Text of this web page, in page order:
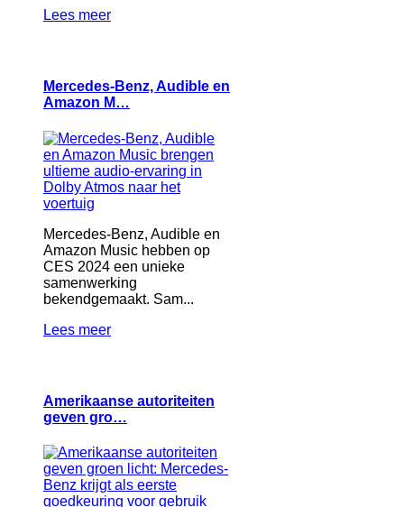
Lees meer
Mercedes-Benz, Audible en
Amazon M…
Mercedes-Benz, Audible en
Amazon Music hebben op
CES 2024 een unieke
samenwerking
bekendgemaakt. Sam...
Lees meer
Amerikaanse autoriteiten
geven gro…